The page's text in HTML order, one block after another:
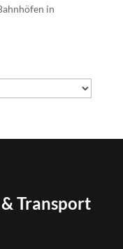
in
& Transport